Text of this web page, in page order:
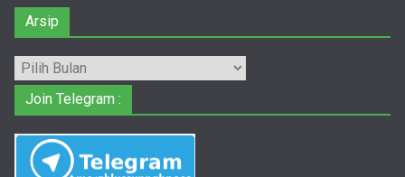
Arsip
Arsip
Join Telegram :